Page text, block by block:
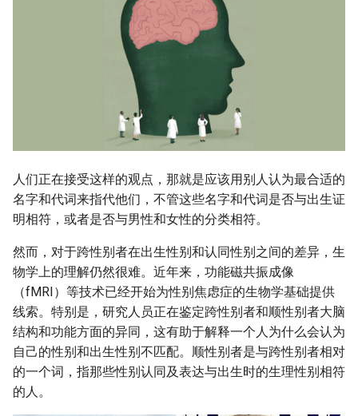
人们正在接受这样的观点，那就是应该用别人认为最合适的
名字和代词来指代他们，不管这些名字和代词是否与出生证
明相符，或者是否与男性和女性的分类相符。
然而，对于跨性别者在出生性别和认同性别之间的差异，生
物学上的理解仍然很难。近年来，功能磁共振成像
（fMRI）等技术已经开始为性别焦虑症的生物学基础提供
线索。特别是，研究人员正在鉴定跨性别者和顺性别者大脑
结构和功能方面的异同，这有助于解释一个人为什么会认为
自己的性别和出生性别不匹配。顺性别者是与跨性别者相对
的一个词，指那些性别认同及表达与出生时的生理性别相符
的人。